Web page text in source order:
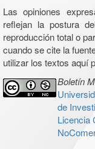
Las opiniones
reflejan la postura
reproducción total o
cuando se cite la
utilizar los textos aquí
Boletín
de
Licencia